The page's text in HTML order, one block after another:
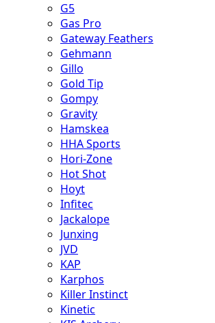
G5
Gas Pro
Gateway Feathers
Gehmann
Gillo
Gold Tip
Gompy
Gravity
Hamskea
HHA Sports
Hori-Zone
Hot Shot
Hoyt
Infitec
Jackalope
Junxing
JVD
KAP
Karphos
Killer Instinct
Kinetic